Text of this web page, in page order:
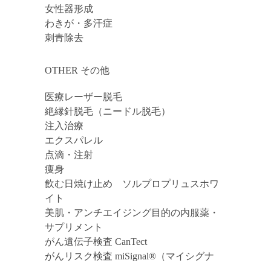
女性器形成
わきが・多汗症
刺青除去
OTHER その他
医療レーザー脱毛
絶縁針脱毛（ニードル脱毛）
注入治療
エクスパレル
点滴・注射
痩身
飲む日焼け止め ソルプロプリュスホワ
イト
美肌・アンチエイジング目的の内服薬・
サプリメント
がん遺伝子検査 CanTect
がんリスク検査 miSignal®（マイシグナ